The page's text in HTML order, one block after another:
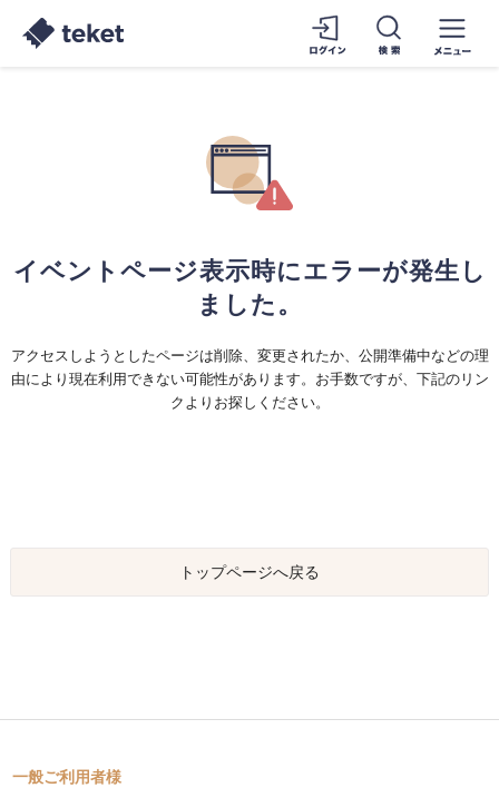
イベントページ表示時にエラーが発生し
ました。
アクセスしようとしたページは削除、変更されたか、公開準備中などの理
由により現在利用できない可能性があります。お手数ですが、下記のリン
クよりお探しください。
トップページへ戻る
一般ご利用者様